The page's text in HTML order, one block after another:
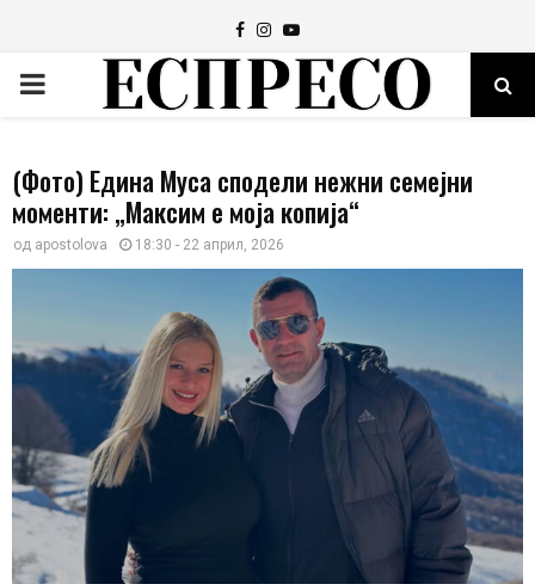
Facebook
Instagram
Youtube
PRIMARY
(Фото) Едина Муса сподели нежни семејни
моменти: „Максим е моја копија“
од apostolova 18:30 - 22 април, 2026